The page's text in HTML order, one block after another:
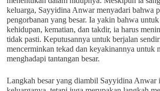
keluarga, Sayyidina Anwar menyadari bahwa
pengorbanan yang besar. Ia yakin bahwa
kehidupan, kematian, dan takdir, ia harus
tidak pasti. Keputusannya untuk berjalan
mencerminkan tekad dan keyakinannya untuk
menghadapi tantangan besar.
Langkah besar yang diambil Sayyidina Anwar